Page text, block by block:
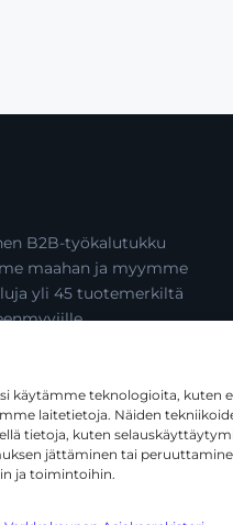
käytämme teknologioita, kuten
laitetietoja. Näiden
tietoja, kuten
jättäminen tai
ja toimintoihin.
B2B-työkalutukku
maahan ja myymme
yli 45 tuotemerkiltä
ja siihen sovelletaan